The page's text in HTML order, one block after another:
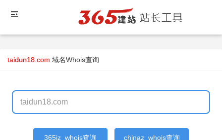
taidun18.com 域名Whois查询
365jz_whois查询 chinaz_whois查询